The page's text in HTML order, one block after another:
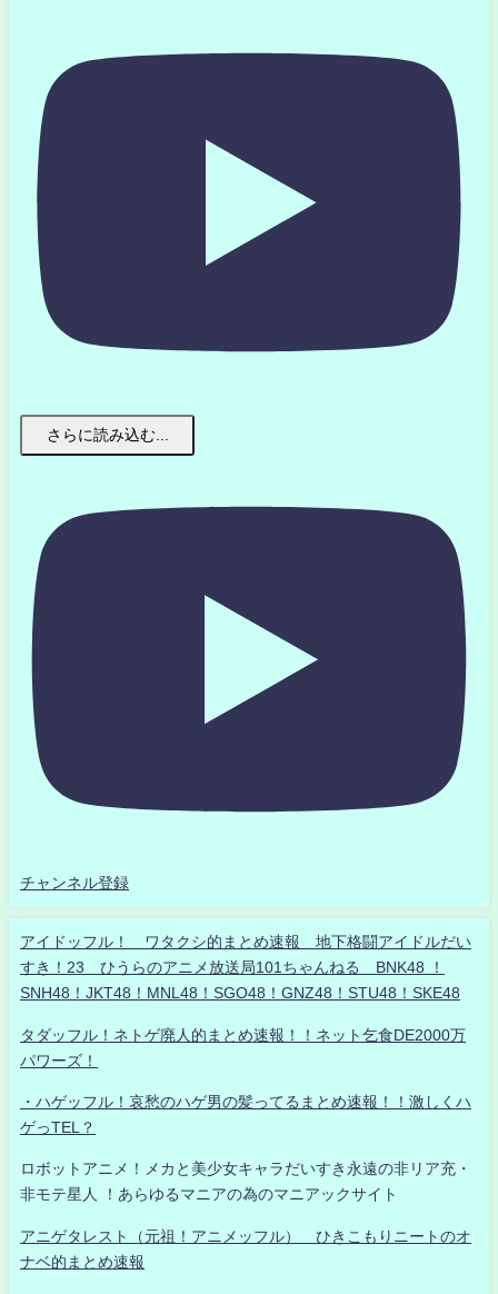
さらに読み込む...
チャンネル登録
アイドッフル！ ワタクシ的まとめ速報 地下格闘アイドルだい
すき！23 ひうらのアニメ放送局101ちゃんねる BNK48 ！
SNH48！JKT48！MNL48！SGO48！GNZ48！STU48！SKE48
タダッフル！ネトゲ廃人的まとめ速報！！ネット乞食DE2000万
パワーズ！
・ハゲッフル！哀愁のハゲ男の髪ってるまとめ速報！！激しくハ
ゲっTEL？
ロボットアニメ！メカと美少女キャラだいすき永遠の非リア充・
非モテ星人 ！あらゆるマニアの為のマニアックサイト
アニゲタレスト（元祖！アニメッフル） ひきこもりニートのオ
ナベ的まとめ速報